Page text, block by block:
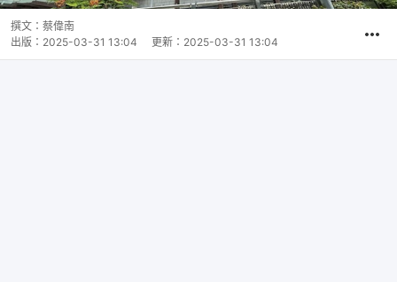
撰文： 蔡偉南
出版： 2025-03-31 13:04 更新： 2025-03-31 13:04